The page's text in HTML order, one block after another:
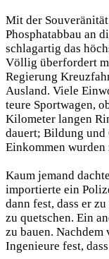
Mit der
Phosphatabbau an
schlagartig das
Völlig überfordert
Regierung
Ausland. Viele
teure Sportwagen,
Kilometer langen
dauert; Bildung und
Einkommen wurden
Kaum jemand
importierte ein
dann fest, dass er
zu quetschen. Ein
zu bauen.
Ingenieure fest,